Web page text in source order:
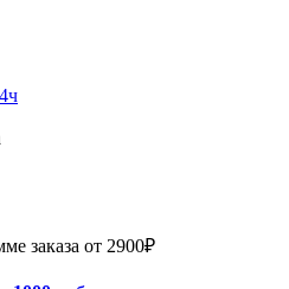
заказа от 2900₽